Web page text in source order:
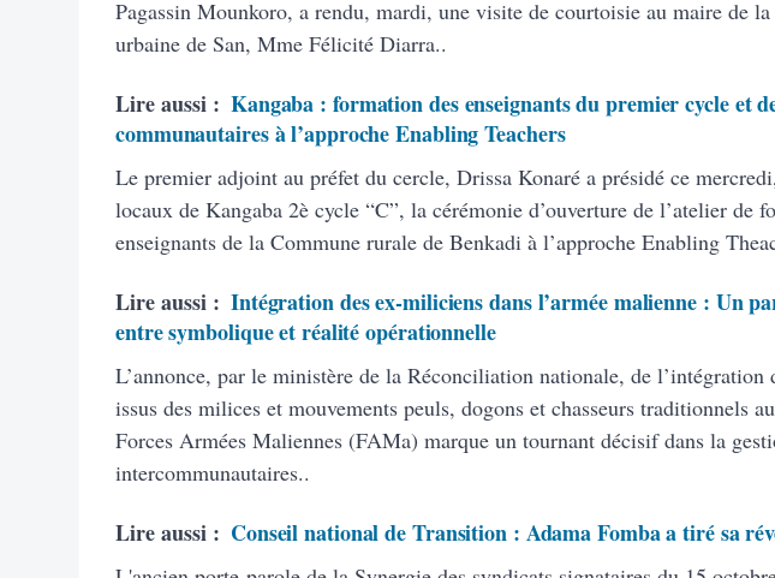
Pagassin Mounkoro, a rendu, mardi, une visite de courtoisie au maire de
urbaine de San, Mme Félicité Diarra..
Lire aussi : Kangaba : formation des enseignants du premier cycle et
communautaires à l’approche Enabling Teachers
Le premier adjoint au préfet du cercle, Drissa Konaré a présidé ce
locaux de Kangaba 2è cycle “C”, la cérémonie d’ouverture de l’atelier de
enseignants de la Commune rurale de Benkadi à l’approche Enabling
Lire aussi : Intégration des ex-miliciens dans l’armée malienne : Un
entre symbolique et réalité opérationnelle
L’annonce, par le ministère de la Réconciliation nationale, de l’intégration
issus des milices et mouvements peuls, dogons et chasseurs traditionnels
Forces Armées Maliennes (FAMa) marque un tournant décisif dans la
intercommunautaires..
Lire aussi : Conseil national de Transition : Adama Fomba a tiré sa